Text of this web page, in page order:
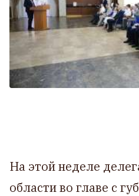
На этой неделе
области во главе с